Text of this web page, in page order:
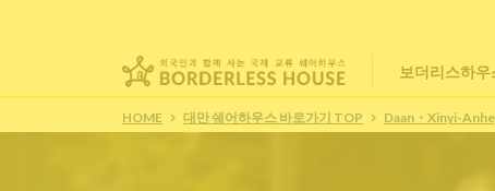
보더리스하우
HOME 대만 쉐어하우스 바로가기 TOP Daan・Xinyi-Anhe